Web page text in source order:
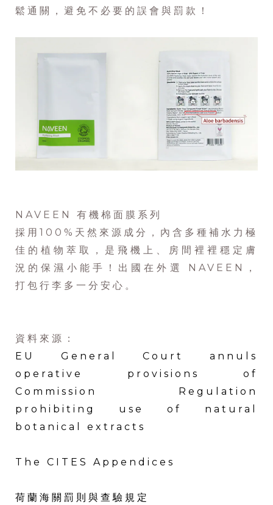
鬆通關，避免不必要的誤會與罰款！
NAVEEN 有機棉面膜系列
採用100%天然來源成分，內含多種補水力極
佳的植物萃取，是飛機上、房間裡裡穩定膚
況的保濕小能手！出國在外選 NAVEEN，
打包行李多一分安心。
資料來源：
EU General Court annuls
operative provisions of
Commission Regulation
prohibiting use of natural
botanical extracts
The CITES Appendices
荷蘭海關罰則與查驗規定